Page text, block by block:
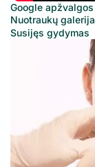
Google apžvalgos
Nuotraukų galerija
Susijęs gydymas